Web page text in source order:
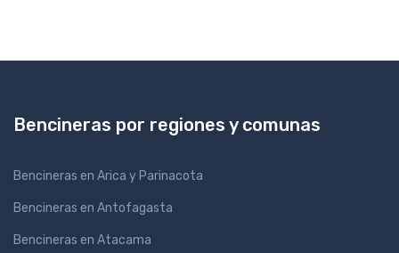
Bencineras por regiones y comunas
Bencineras en Arica y Parinacota
Bencineras en Antofagasta
Bencineras en Atacama